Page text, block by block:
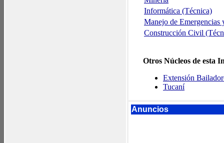
Informática (Técnica)
Manejo de Emergencias
Construcción Civil
Otros Núcleos de esta
Extensión
Tucaní
Anuncios